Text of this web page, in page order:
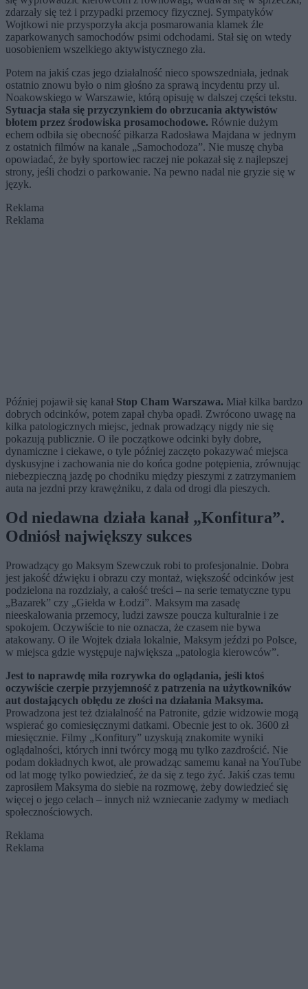
zdarzały się też i przypadki przemocy fizycznej. Sympatyków
Wojtkowi nie przysporzyła akcja posmarowania klamek źle
zaparkowanych samochodów psimi odchodami. Stał się on wtedy
uosobieniem wszelkiego aktywistycznego zła.
Potem na jakiś czas jego działalność nieco spowszedniała, jednak
ostatnio znowu było o nim głośno za sprawą incydentu przy ul.
Noakowskiego w Warszawie, którą opisuję w dalszej części tekstu.
Sytuacja stała się przyczynkiem do obrzucania aktywistów
błotem przez środowiska prosamochodowe. Równie dużym
echem odbiła się obecność piłkarza Radosława Majdana w jednym
z ostatnich filmów na kanale „Samochodoza”. Nie muszę chyba
opowiadać, że były sportowiec raczej nie pokazał się z najlepszej
strony, jeśli chodzi o parkowanie. Na pewno nadal nie gryzie się w
język.
Reklama
Reklama
Później pojawił się kanał Stop Cham Warszawa. Miał kilka bardzo
dobrych odcinków, potem zapał chyba opadł. Zwrócono uwagę na
kilka patologicznych miejsc, jednak prowadzący nigdy nie się
pokazują publicznie. O ile początkowe odcinki były dobre,
dynamiczne i ciekawe, o tyle później zaczęto pokazywać miejsca
dyskusyjne i zachowania nie do końca godne potępienia, zrównując
niebezpieczną jazdę po chodniku między pieszymi z zatrzymaniem
auta na jezdni przy krawężniku, z dala od drogi dla pieszych.
Od niedawna działa kanał „Konfitura”.
Odniósł największy sukces
Prowadzący go Maksym Szewczuk robi to profesjonalnie. Dobra
jest jakość dźwięku i obrazu czy montaż, większość odcinków jest
podzielona na rozdziały, a całość treści – na serie tematyczne typu
„Bazarek” czy „Giełda w Łodzi”. Maksym ma zasadę
nieeskalowania przemocy, ludzi zawsze poucza kulturalnie i ze
spokojem. Oczywiście to nie oznacza, że czasem nie bywa
atakowany. O ile Wojtek działa lokalnie, Maksym jeździ po Polsce,
w miejsca gdzie występuje największa „patologia kierowców”.
Jest to naprawdę miła rozrywka do oglądania, jeśli ktoś
oczywiście czerpie przyjemność z patrzenia na użytkowników
aut dostających obłędu ze złości na działania Maksyma.
Prowadzona jest też działalność na Patronite, gdzie widzowie mogą
wspierać go comiesięcznymi datkami. Obecnie jest to ok. 3600 zł
miesięcznie. Filmy „Konfitury” uzyskują znakomite wyniki
oglądalności, których inni twórcy mogą mu tylko zazdrościć. Nie
podam dokładnych kwot, ale prowadząc samemu kanał na YouTube
od lat mogę tylko powiedzieć, że da się z tego żyć. Jakiś czas temu
zaprosiłem Maksyma do siebie na rozmowę, żeby dowiedzieć się
więcej o jego celach – innych niż wzniecanie zadymy w mediach
społecznościowych.
Reklama
Reklama